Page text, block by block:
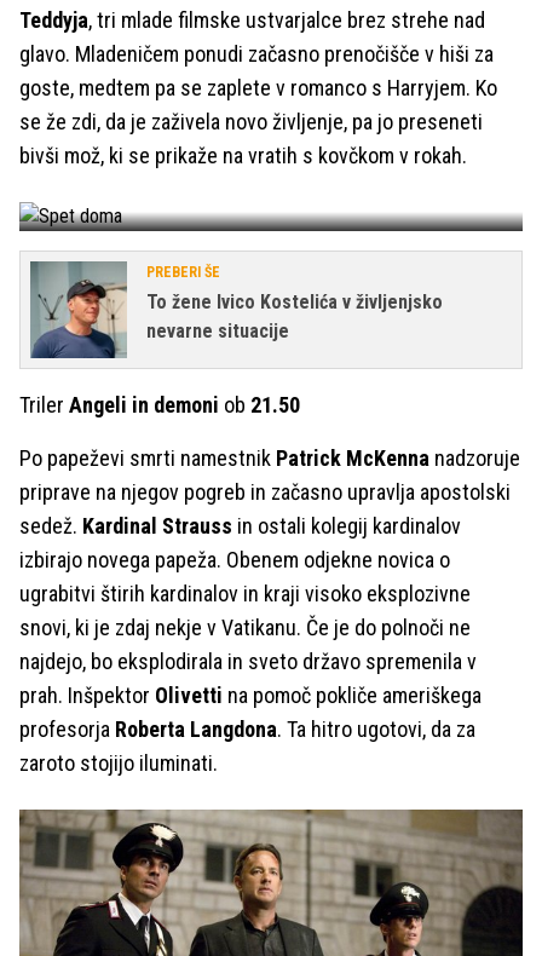
Teddyja, tri mlade filmske ustvarjalce brez strehe nad
glavo. Mladeničem ponudi začasno prenočišče v hiši za
goste, medtem pa se zaplete v romanco s Harryjem. Ko
se že zdi, da je zaživela novo življenje, pa jo preseneti
bivši mož, ki se prikaže na vratih s kovčkom v rokah.
PREBERI ŠE
To žene Ivico Kostelića v življenjsko
nevarne situacije
Triler Angeli in demoni ob 21.50
Po papeževi smrti namestnik Patrick McKenna nadzoruje
priprave na njegov pogreb in začasno upravlja apostolski
sedež. Kardinal Strauss in ostali kolegij kardinalov
izbirajo novega papeža. Obenem odjekne novica o
ugrabitvi štirih kardinalov in kraji visoko eksplozivne
snovi, ki je zdaj nekje v Vatikanu. Če je do polnoči ne
najdejo, bo eksplodirala in sveto državo spremenila v
prah. Inšpektor Olivetti na pomoč pokliče ameriškega
profesorja Roberta Langdona. Ta hitro ugotovi, da za
zaroto stojijo iluminati.